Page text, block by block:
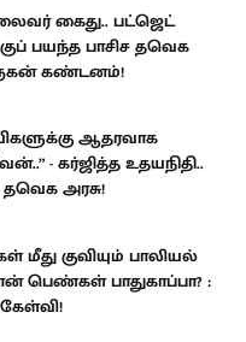
கைது.. பட்ஜெட்
பயந்த பாசிச தவெக
கண்டனம்!
ஆதரவாக
- கர்ஜித்த உதயநிதி..
அரசு!
மீது குவியும் பாலியல்
பெண்கள் பாதுகாப்பா? :
கேள்வி!